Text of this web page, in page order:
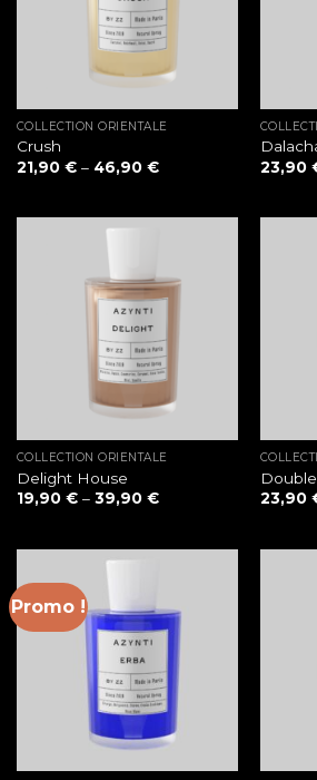
COLLECTION ORIENTALE
Crush
21,90 €– 46,90 €
23,90
COLLECTION ORIENTALE
Delight House
19,90 €– 39,90 €
23,90
Promo !